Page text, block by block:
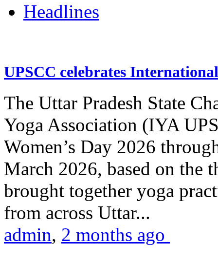
Headlines
UPSCC celebrates
The Uttar Pradesh State
Yoga Association (IYA
Women’s Day 2026
March 2026, based on the
brought together yoga
from across Uttar...
admin, 2 months ago